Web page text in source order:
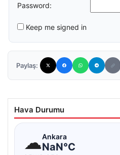
Password:
Keep me signed in
Paylaş:
Hava Durumu
☁Ankara
NaN°C